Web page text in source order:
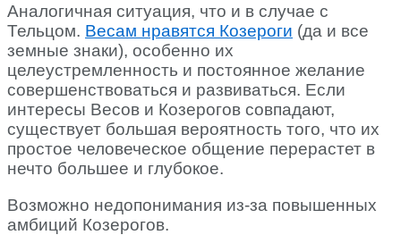
Аналогичная ситуация, что и в случае с
Тельцом. Весам нравятся Козероги (да и все
земные знаки), особенно их
целеустремленность и постоянное желание
совершенствоваться и развиваться. Если
интересы Весов и Козерогов совпадают,
существует большая вероятность того, что их
простое человеческое общение перерастет в
нечто большее и глубокое.
Возможно недопонимания из-за повышенных
амбиций Козерогов.